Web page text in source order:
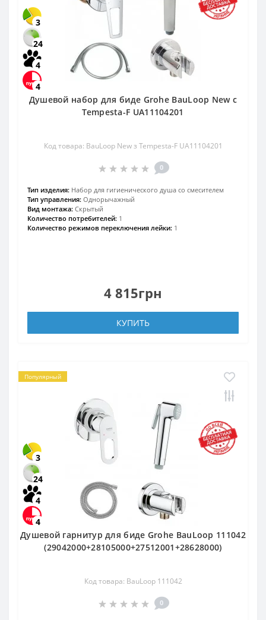
3
24
4
4
Душевой набор для биде Grohe BauLoop New с
Tempesta-F UA11104201
Код товара: BauLoop New з Tempesta-F UA11104201
0
Тип изделия: Набор для гигиенического душа со смесителем
Тип управления: Однорычажный
Вид монтажа: Скрытый
Количество потребителей: 1
Количество режимов переключения лейки: 1
4 815грн
КУПИТЬ
Популярный
3
24
4
4
Душевой гарнитур для биде Grohe BauLoop 111042
(29042000+28105000+27512001+28628000)
Код товара: BauLoop 111042
0